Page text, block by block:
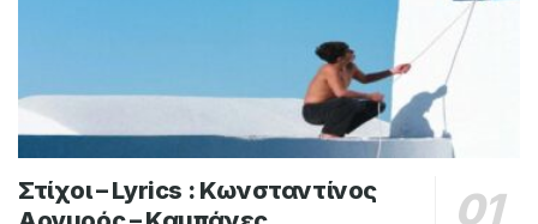
Στίχοι – Lyrics : Κωνσταντίνος